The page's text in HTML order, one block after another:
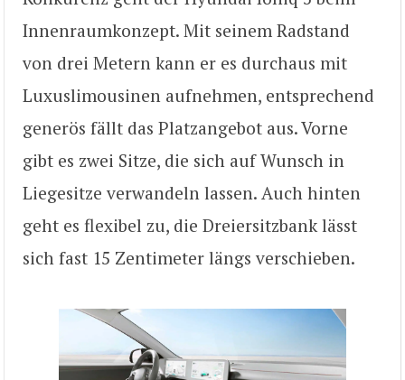
Innenraumkonzept. Mit seinem Radstand
von drei Metern kann er es durchaus mit
Luxuslimousinen aufnehmen, entsprechend
generös fällt das Platzangebot aus. Vorne
gibt es zwei Sitze, die sich auf Wunsch in
Liegesitze verwandeln lassen. Auch hinten
geht es flexibel zu, die Dreiersitzbank lässt
sich fast 15 Zentimeter längs verschieben.